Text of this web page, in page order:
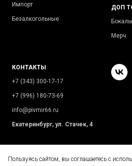
Импорт
Безалкогольные
ДОП
Бокалы
Мерч
КОНТАКТЫ
+7 (343) 300-17-17
+7 (996) 180-73-69
info@pivmir66.ru
Екатеринбург, ул. Стачек, 4
Пользуясь сайтом, вы соглашаетесь с